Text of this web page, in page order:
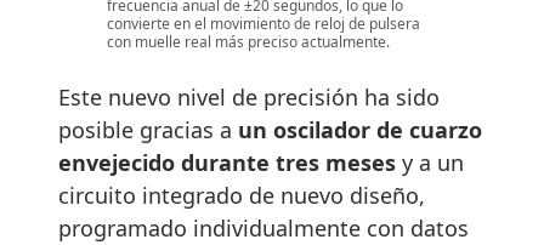
frecuencia anual de ±20 segundos, lo que lo
convierte en el movimiento de reloj de pulsera
con muelle real más preciso actualmente.
Este nuevo nivel de precisión ha sido
posible gracias a un oscilador de cuarzo
envejecido durante tres meses y a un
circuito integrado de nuevo diseño,
programado individualmente con datos